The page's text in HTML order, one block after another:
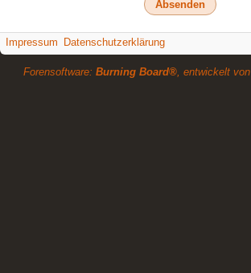
Impressum Datenschutzerklärung
Forensoftware: Burning Board®, entwickelt von